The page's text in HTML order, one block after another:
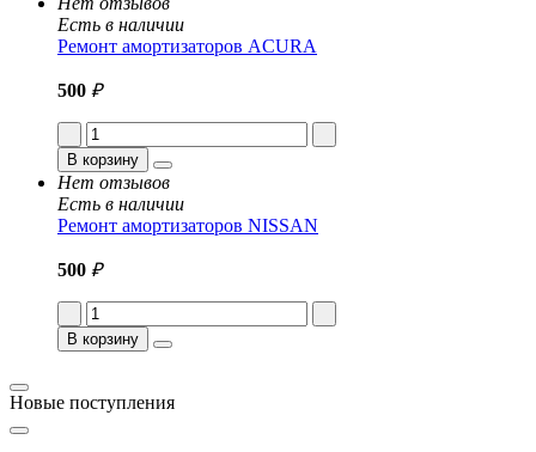
Есть в наличии
Ремонт амортизаторов ACURA
500 ₽
В корзину
Нет отзывов
Есть в наличии
Ремонт амортизаторов NISSAN
500 ₽
В корзину
Новые поступления